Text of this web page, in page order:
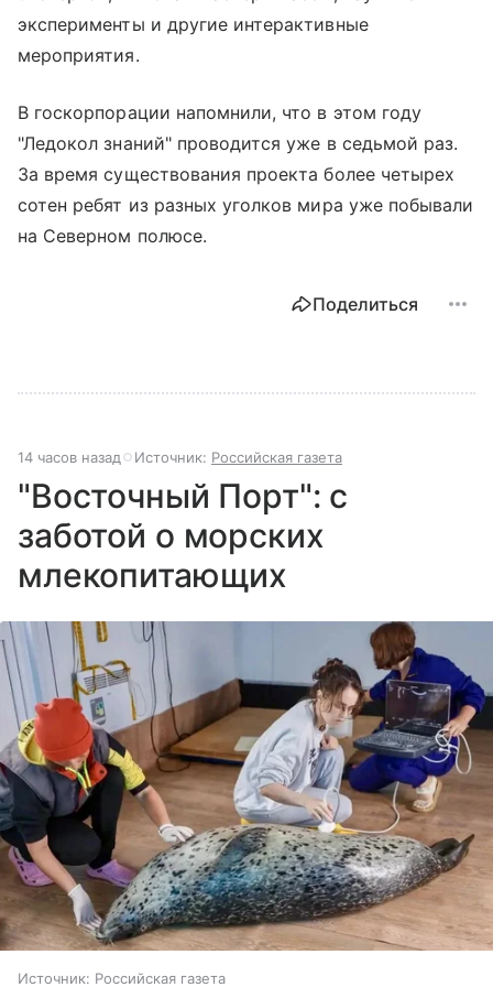
эксперименты и другие интерактивные
мероприятия.
В госкорпорации напомнили, что в этом году
"Ледокол знаний" проводится уже в седьмой раз.
За время существования проекта более четырех
сотен ребят из разных уголков мира уже побывали
на Северном полюсе.
Поделиться
14 часов назад Источник: Российская газета
"Восточный Порт": с
заботой о морских
млекопитающих
Источник: Российская газета